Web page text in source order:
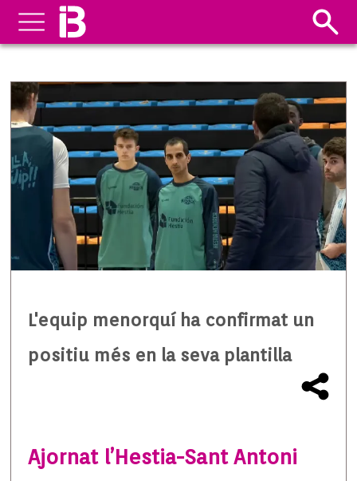
L'equip menorquí ha confirmat un
positiu més en la seva plantilla
Ajornat l’Hestia-Sant Antoni